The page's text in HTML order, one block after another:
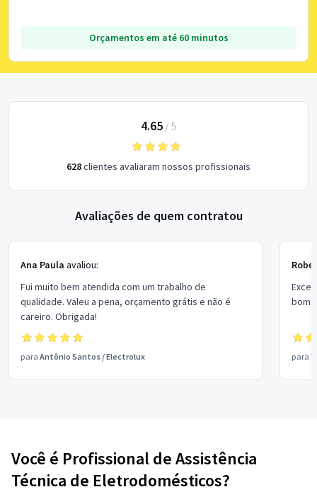
Orçamentos em até 60 minutos
4.65/ 5
628clientes avaliaram nossos profissionais
Avaliações de quem contratou
Ana Paula avaliou:
Fui muito bem atendida com um trabalho de
qualidade. Valeu a pena, orçamento grátis e não é
careiro. Obrigada!
para Antônio Santos /Electrolux
bom
para
Você é Profissional de Assistência
Técnica de Eletrodomésticos?